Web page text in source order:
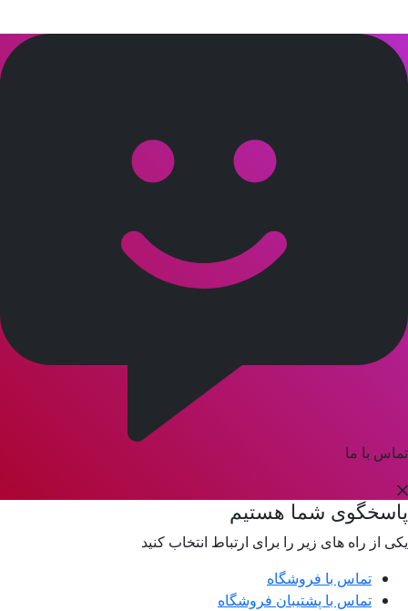
تماس با ما
پاسخگوی شما هستیم
یکی از راه های زیر را برای ارتباط انتخاب کنید
تماس با فروشگاه
تماس با پشتیبان فروشگاه